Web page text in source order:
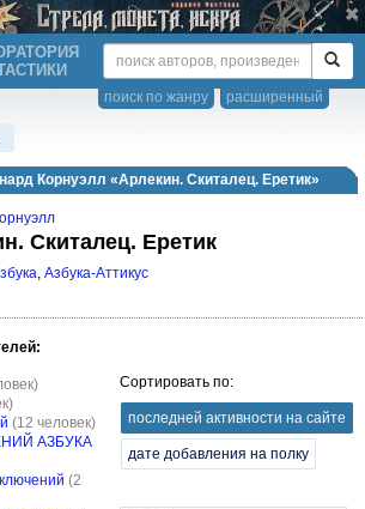
расширенный
поиск по жанру
Корнуэлл «Арлекин. Скиталец. Еретик»
Скиталец. Еретик
, Азбука-Аттикус
(12 человек)
АЗБУКА
(2
Сортировать по:
последней активности на сайте
дате добавления на полку